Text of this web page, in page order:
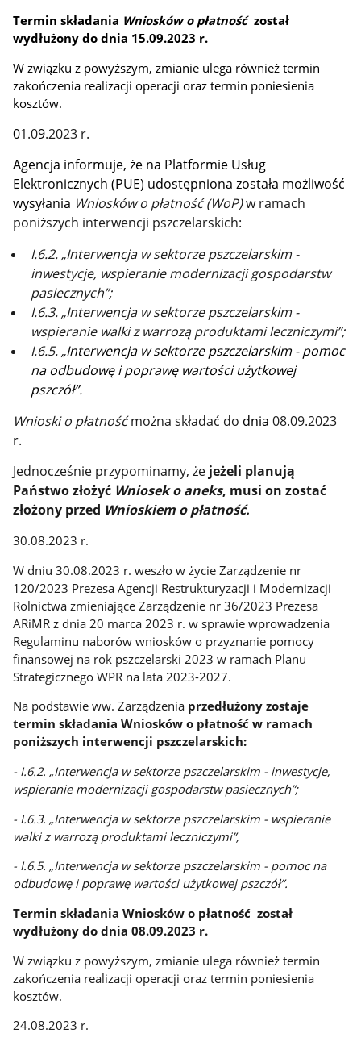
Termin składania Wniosków o płatnośćzostał
wydłużony do dnia 15.09.2023 r.
W związku z powyższym, zmianie ulega również termin
zakończenia realizacji operacji oraz termin poniesienia
kosztów.
01.09.2023 r.
Agencja informuje, że na Platformie Usług
Elektronicznych (PUE) udostępniona została możliwość
wysyłania Wniosków o płatność (WoP)w ramach
poniższych interwencji pszczelarskich:
I.6.2. „Interwencja w sektorze pszczelarskim -
inwestycje, wspieranie modernizacji gospodarstw
pasiecznych”;
I.6.3. „Interwencja w sektorze pszczelarskim -
wspieranie walki z warrozą produktami leczniczymi”;
I.6.5. „Interwencja w sektorze pszczelarskim - pomoc
na odbudowę i poprawę wartości użytkowej
pszczół”.
Wnioski o płatnośćmożna składać do dnia08.09.2023
r.
Jednocześnie przypominamy, że jeżeli planują
Państwo złożyć Wniosek o aneks, musi on zostać
złożony przed Wnioskiem o płatność.
30.08.2023 r.
W dniu 30.08.2023 r. weszło w życie Zarządzenie nr
120/2023 Prezesa Agencji Restrukturyzacji i Modernizacji
Rolnictwa zmieniające Zarządzenie nr 36/2023 Prezesa
ARiMR z dnia 20 marca 2023 r. w sprawie wprowadzenia
Regulaminu naborów wniosków o przyznanie pomocy
finansowej na rok pszczelarski 2023 w ramach Planu
Strategicznego WPR na lata 2023-2027.
Na podstawie ww. Zarządzenia przedłużony zostaje
termin składania Wniosków o płatność w ramach
poniższych interwencji pszczelarskich:
- I.6.2. „Interwencja w sektorze pszczelarskim - inwestycje,
wspieranie modernizacji gospodarstw pasiecznych”;
- I.6.3. „Interwencja w sektorze pszczelarskim - wspieranie
walki z warrozą produktami leczniczymi”,
- I.6.5. „Interwencja w sektorze pszczelarskim - pomoc na
odbudowę i poprawę wartości użytkowej pszczół”.
Termin składania Wniosków o płatność został
wydłużony do dnia 08.09.2023 r.
W związku z powyższym, zmianie ulega również termin
zakończenia realizacji operacji oraz termin poniesienia
kosztów.
24.08.2023 r.